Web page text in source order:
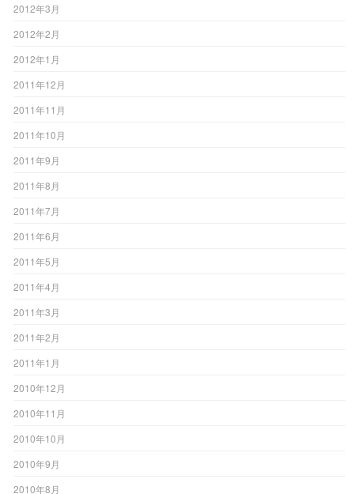
2012年3月
2012年2月
2012年1月
2011年12月
2011年11月
2011年10月
2011年9月
2011年8月
2011年7月
2011年6月
2011年5月
2011年4月
2011年3月
2011年2月
2011年1月
2010年12月
2010年11月
2010年10月
2010年9月
2010年8月